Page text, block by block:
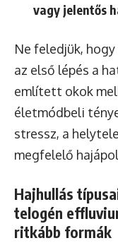
vagy jelentős
Ne feledjük,
az első lépés a
említett okok
életmódbeli
stressz, a
megfelelő
Hajhullás
telogén
ritkább formák